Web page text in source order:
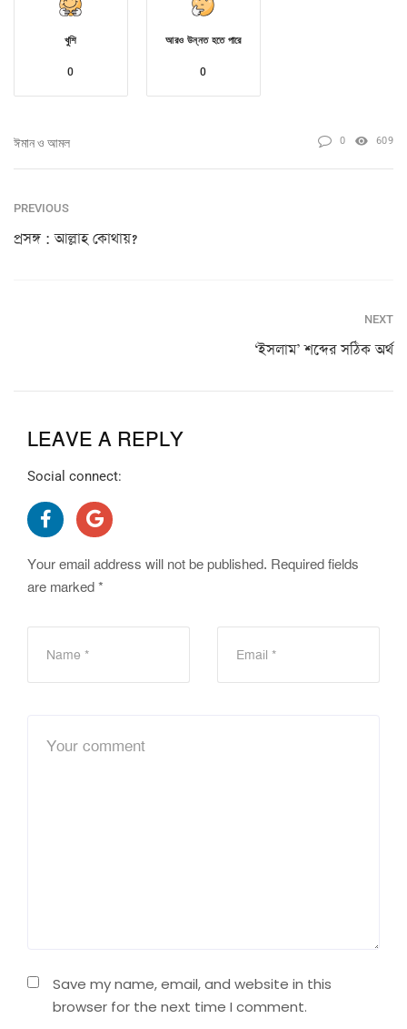
খুশি
0
আরও উন্নত হতে পারে
0
ঈমান ও আমল 0 609
PREVIOUS
প্রসঙ্গ : আল্লাহ কোথায়?
NEXT
‘ইসলাম’ শব্দের সঠিক অর্থ
LEAVE A REPLY
Social connect:
Your email address will not be published. Required fields
are marked *
Save my name, email, and website in this
browser for the next time I comment.